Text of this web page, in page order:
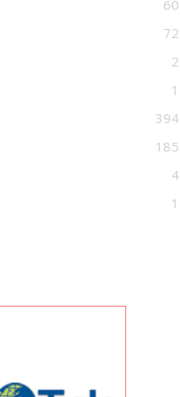
60
72
2
1
394
185
4
1